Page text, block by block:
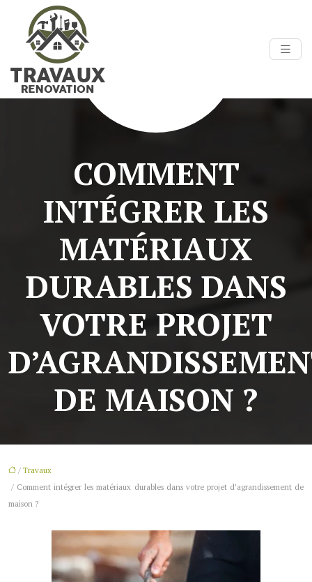
COMMENT
INTÉGRER LES
MATÉRIAUX
DURABLES DANS
VOTRE PROJET
DE MAISON ?
/ Travaux
/ Comment intégrer les matériaux durables dans votre projet d’agrandissement de
maison ?